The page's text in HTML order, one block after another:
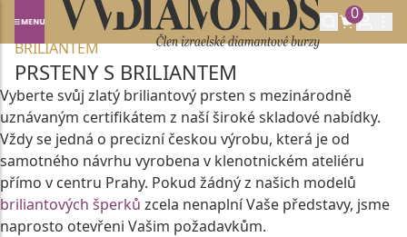
0
Domů DIAMANTOVÉ ŠPERKY
PRSTENY S
BRILIANTEM
PRSTENY S BRILIANTEM
Vyberte svůj zlatý briliantový prsten s mezinárodně
uznávaným certifikátem z naší široké skladové nabídky.
Vždy se jedná o precizní českou výrobu, která je od
samotného návrhu vyrobena v klenotnickém ateliéru
přímo v centru Prahy. Pokud žádný z našich modelů
briliantových šperků zcela nenaplní Vaše představy, jsme
naprosto otevřeni Vašim požadavkům.